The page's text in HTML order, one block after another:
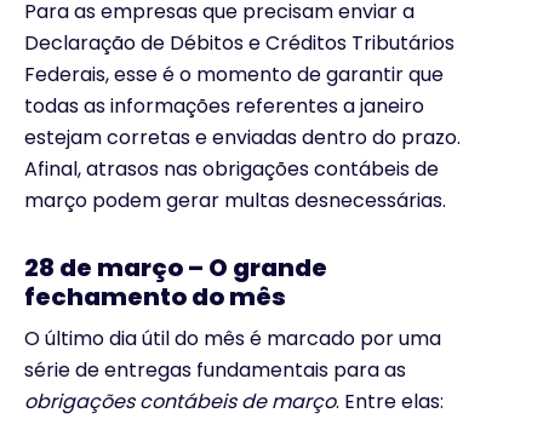
Para as empresas que precisam enviar a
Declaração de Débitos e Créditos Tributários
Federais, esse é o momento de garantir que
todas as informações referentes a janeiro
estejam corretas e enviadas dentro do prazo.
Afinal, atrasos nas obrigações contábeis de
março podem gerar multas desnecessárias.
28 de março – O grande
fechamento do mês
O último dia útil do mês é marcado por uma
série de entregas fundamentais para as
obrigações contábeis de março. Entre elas: